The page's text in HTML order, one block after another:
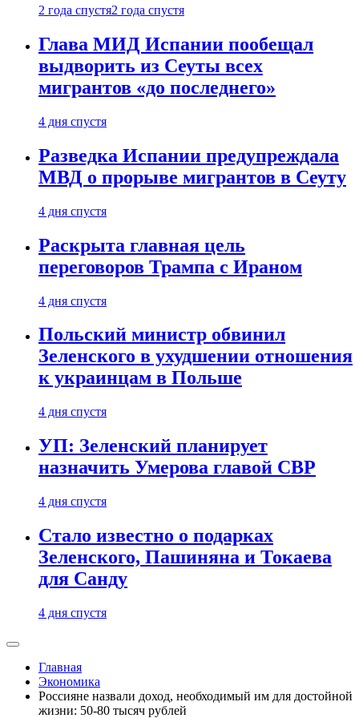
2 года спустя2 года спустя
Глава МИД Испании пообещал
выдворить из Сеуты всех
мигрантов «до последнего»
4 дня спустя
Разведка Испании предупреждала
МВД о прорыве мигрантов в Сеуту
4 дня спустя
Раскрыта главная цель
переговоров Трампа с Ираном
4 дня спустя
Польский министр обвинил
Зеленского в ухудшении отношения
к украинцам в Польше
4 дня спустя
УП: Зеленский планирует
назначить Умерова главой СВР
4 дня спустя
Стало известно о подарках
Зеленского, Пашиняна и Токаева
для Санду
4 дня спустя
Главная
Экономика
Россияне назвали доход, необходимый им для достойной
жизни: 50-80 тысяч рублей